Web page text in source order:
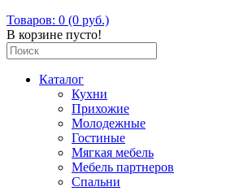
Товаров: 0 (0 руб.)
В корзине пусто!
Каталог
Кухни
Прихожие
Молодежные
Гостиные
Мягкая мебель
Мебель партнеров
Спальни